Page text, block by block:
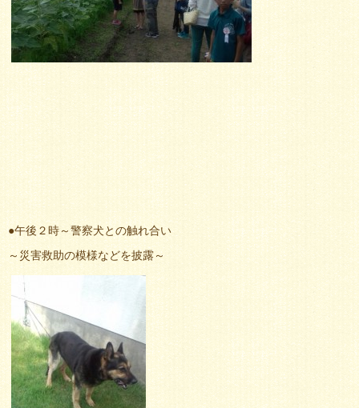
●午後２時～警察犬との触れ合い
～災害救助の模様などを披露～